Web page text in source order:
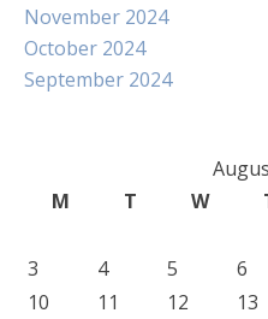
November 2024
October 2024
September 2024
M
T W
3
4 5 6
10
11 12 13